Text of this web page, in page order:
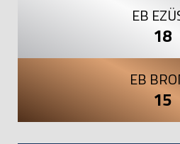
EB
18
EB
15